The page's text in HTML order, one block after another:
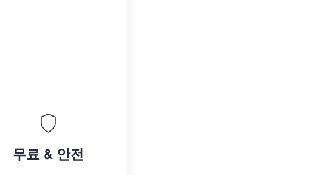
무료 & 안전